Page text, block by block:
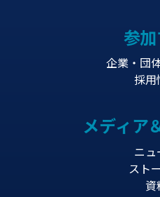
参
企業・団
採用
メディア
ニュ
スト
資